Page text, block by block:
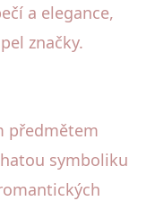
a elegance,
značky.
předmětem
symboliku